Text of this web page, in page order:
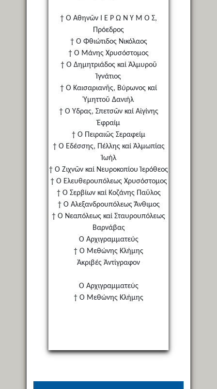
† Ὁ Ἀθηνῶν Ι Ε Ρ Ω Ν Υ Μ Ο Σ,
Πρόεδρος
† Ὁ Φθιώτιδος Νικόλαος
† Ὁ Μάνης Χρυσόστομος
† Ὁ Δημητριάδος καί Ἀλμυροῦ
Ἰγνάτιος
† Ὁ Καισαριανῆς, Βύρωνος καί
Ὑμηττοῦ Δανιήλ
† Ὁ Ὕδρας, Σπετσῶν καί Αἰγίνης
Ἐφραίμ
† Ὁ Πειραιῶς Σεραφείμ
† Ὁ Ἐδέσσης, Πέλλης καί Ἀλμωπίας
Ἰωήλ
† Ὁ Ζιχνῶν καί Νευροκοπίου Ἱερόθεος
† Ὁ Ἐλευθερουπόλεως Χρυσόστομος
† Ὁ Σερβίων καί Κοζάνης Παῦλος
† Ὁ Ἀλεξανδρουπόλεως Ἄνθιμος
† Ὁ Νεαπόλεως καί Σταυρουπόλεως
Βαρνάβας
Ὁ Ἀρχιγραμματεύς
† Ὁ Μεθώνης Κλήμης
Ἀκριβές Ἀντίγραφον
Ὁ Ἀρχιγραμματεύς
† Ὁ Μεθώνης Κλήμης